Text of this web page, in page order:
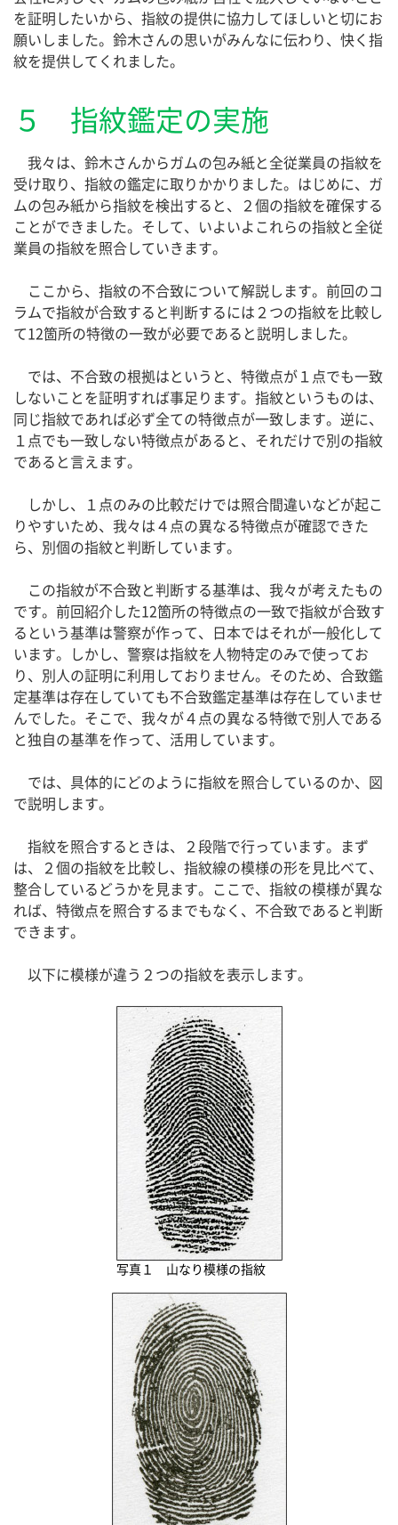
を証明したいから、指紋の提供に協力してほしいと切にお
願いしました。鈴木さんの思いがみんなに伝わり、快く指
紋を提供してくれました。
５ 指紋鑑定の実施
我々は、鈴木さんからガムの包み紙と全従業員の指紋を
受け取り、指紋の鑑定に取りかかりました。はじめに、ガ
ムの包み紙から指紋を検出すると、２個の指紋を確保する
ことができました。そして、いよいよこれらの指紋と全従
業員の指紋を照合していきます。
ここから、指紋の不合致について解説します。前回のコ
ラムで指紋が合致すると判断するには２つの指紋を比較し
て12箇所の特徴の一致が必要であると説明しました。
では、不合致の根拠はというと、特徴点が１点でも一致
しないことを証明すれば事足ります。指紋というものは、
同じ指紋であれば必ず全ての特徴点が一致します。逆に、
１点でも一致しない特徴点があると、それだけで別の指紋
であると言えます。
しかし、１点のみの比較だけでは照合間違いなどが起こ
りやすいため、我々は４点の異なる特徴点が確認できた
ら、別個の指紋と判断しています。
この指紋が不合致と判断する基準は、我々が考えたもの
です。前回紹介した12箇所の特徴点の一致で指紋が合致す
るという基準は警察が作って、日本ではそれが一般化して
います。しかし、警察は指紋を人物特定のみで使ってお
り、別人の証明に利用しておりません。そのため、合致鑑
定基準は存在していても不合致鑑定基準は存在していませ
んでした。そこで、我々が４点の異なる特徴で別人である
と独自の基準を作って、活用しています。
では、具体的にどのように指紋を照合しているのか、図
で説明します。
指紋を照合するときは、２段階で行っています。まず
は、２個の指紋を比較し、指紋線の模様の形を見比べて、
整合しているどうかを見ます。ここで、指紋の模様が異な
れば、特徴点を照合するまでもなく、不合致であると判断
できます。
以下に模様が違う２つの指紋を表示します。
写真１ 山なり模様の指紋